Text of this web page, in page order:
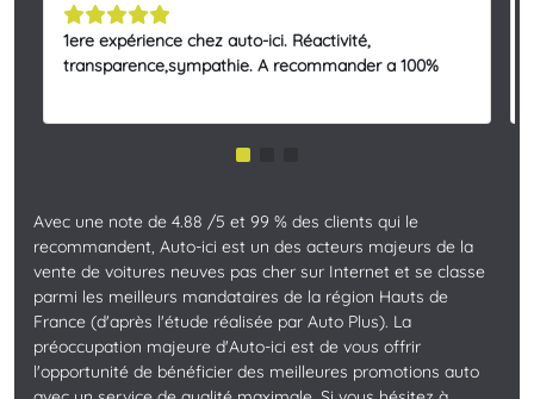
1ere expérience chez auto-ici. Réactivité,
transparence,sympathie. A recommander a 100%
Avec une note de 4.88 /5 et 99 % des clients qui le
recommandent, Auto-ici est un des acteurs majeurs de la
vente de voitures neuves pas cher sur Internet et se classe
parmi les meilleurs mandataires de la région Hauts de
France (d'après l'étude réalisée par Auto Plus). La
préoccupation majeure d'Auto-ici est de vous offrir
l'opportunité de bénéficier des meilleures promotions auto